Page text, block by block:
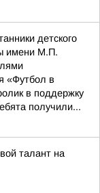
детского
имени М.П.
«Футбол в
в поддержку
получили...
талант на